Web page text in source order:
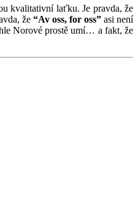
kvalitativní laťku. Je pravda, že
že “Av oss, for oss”asi není
Norové prostě umí… a fakt, že